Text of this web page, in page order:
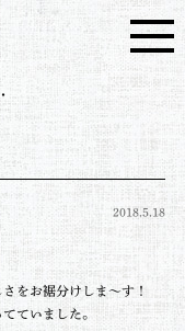
2018.5.18
をお裾分けしま～す！
ていました。